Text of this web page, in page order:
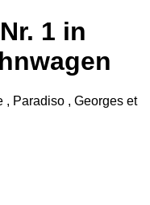
1 in
, Paradiso , Georges et